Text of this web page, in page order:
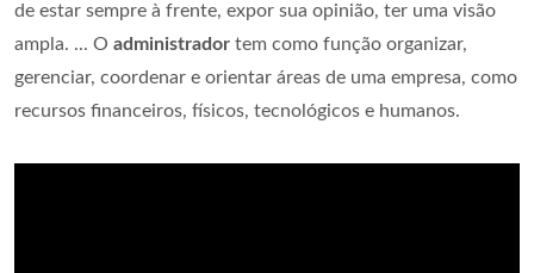
de estar sempre à frente, expor sua opinião, ter uma visão
ampla. ... O administrador tem como função organizar,
gerenciar, coordenar e orientar áreas de uma empresa, como
recursos financeiros, físicos, tecnológicos e humanos.